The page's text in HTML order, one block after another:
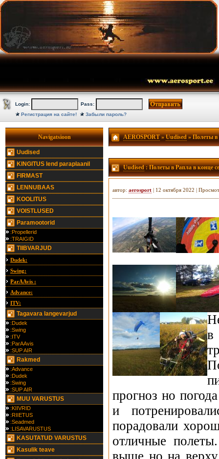
Login:
Pass:
Регистрация на сайте!
Забыли пароль?
Navigatsioon
Uudised
KINGITUS lend paraplaanil
FIRMAST
LENNUBAAS
KOOLITUS
VOISTLUSED
Paramootorid
:Propellerid
:TRAIGID
TIIBVARJUD
Dudek:
Swing:
ParAAvis :
Advance:
ITV:
Tagavara langevarjud
:Dudek
:Swing
:ITV
:ParAAvis
:SUP AIR
Rakmed
:Advance
:Dudek
:Swing
:SUP AIR
MUU VARUSTUS
:KIIVRID
:RIIETUS
:Seadmed
:LISAVARUSTUS
KASUTATUD VARUSTUS
Kasulik teave
AEROSPORT»Uudised» Полеты в
Uudised: Полеты в Рапла в конце
автор: aerosport | 12 октября 2022 |
прогноз но
и
порадовали
отличные
выше но на